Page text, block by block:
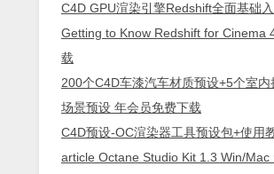
C4D GPU渲染引擎Redshift全面基础
Getting to Know Redshift for Cinema
载
200个C4D车漆汽车材质预设+5个室内
场景预设 年会员免费下载
C4D预设-OC渲染器工具预设包+使用
article Octane Studio Kit 1.3 Win/Mac